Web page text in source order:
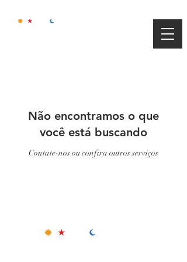
Não encontramos o que
você está buscando
Contate-nos ou confira outros serviços